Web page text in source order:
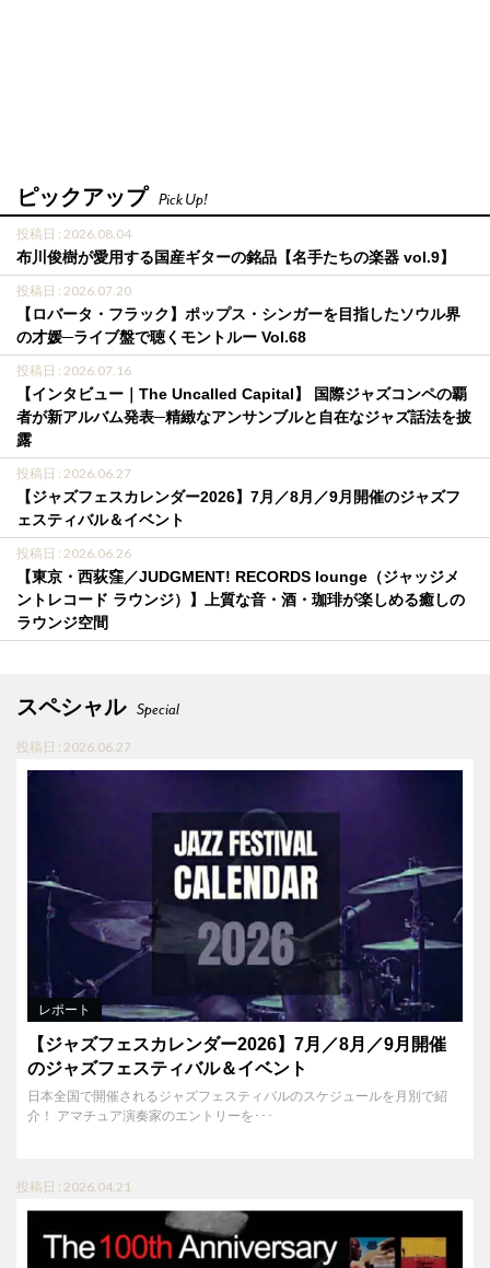
ピックアップ Pick Up!
投稿日 : 2026.08.04
布川俊樹が愛用する国産ギターの銘品【名手たちの楽器 vol.9】
投稿日 : 2026.07.20
【ロバータ・フラック】ポップス・シンガーを目指したソウル界
の才媛─ライブ盤で聴くモントルー Vol.68
投稿日 : 2026.07.16
【インタビュー｜The Uncalled Capital】 国際ジャズコンペの覇
者が新アルバム発表─精緻なアンサンブルと自在なジャズ話法を披
露
投稿日 : 2026.06.27
【ジャズフェスカレンダー2026】7月／8月／9月開催のジャズフ
ェスティバル＆イベント
投稿日 : 2026.06.26
【東京・西荻窪／JUDGMENT! RECORDS lounge（ジャッジメ
ントレコード ラウンジ）】上質な音・酒・珈琲が楽しめる癒しの
ラウンジ空間
スペシャル Special
投稿日 : 2026.06.27
レポート
【ジャズフェスカレンダー2026】7月／8月／9月開催
のジャズフェスティバル＆イベント
日本全国で開催されるジャズフェスティバルのスケジュールを月別で紹
介！ アマチュア演奏家のエントリーを･･･
投稿日 : 2026.04.21